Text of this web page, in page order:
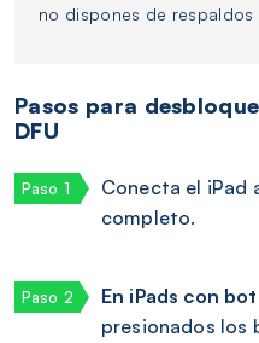
no dispones de respaldos
Pasos para
DFU
Conecta el iPad
completo.
En iPads con
presionados los